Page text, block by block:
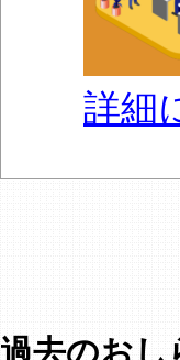
詳細
過去のおし